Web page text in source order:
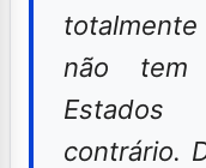
não tem
contrário.